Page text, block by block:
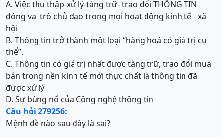
A. Việc thu thập-xử lý-tàng trữ- trao đổi THÔNG TIN
đóng vai trò chủ đạo trong mọi hoạt động kinh tế - xã
hội
B. Thông tin trở thành môt loại “hàng hoá có giá trị cụ
thể”.
C. Thông tin có giá trị nhất được tàng trữ, trao đổi mua
bán trong nền kinh tế mới thực chất là thông tin đã
được xử lý
D. Sự bùng nổ của Công nghệ thông tin
Câu hỏi 279256:
Mệnh đề nào sau đây là sai?